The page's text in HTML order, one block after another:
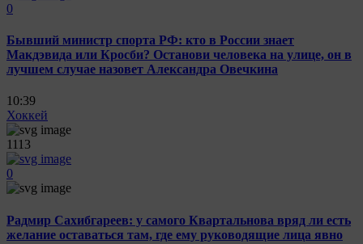
0
Бывший министр спорта РФ: кто в России знает
Макдэвида или Кросби? Останови человека на улице, он в
лучшем случае назовет Александра Овечкина
10:39
Хоккей
1113
0
Радмир Сахибгареев: у самого Квартальнова вряд ли есть
желание оставаться там, где ему руководящие лица явно